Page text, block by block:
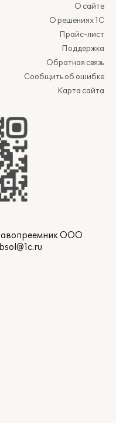
О сайте
О решениях 1С
Прайс-лист
Поддержка
Обратная связь
Сообщить об ошибке
Карта сайта
ООО